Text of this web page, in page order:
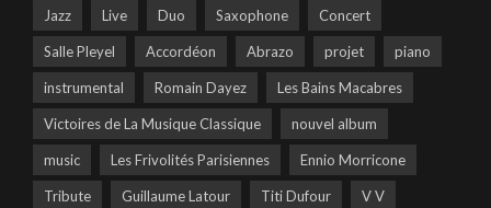
Jazz Live Duo Saxophone Concert
Salle Pleyel Accordéon Abrazo projet piano
instrumental Romain Dayez Les Bains Macabres
Victoires de La Musique Classique nouvel album
music Les Frivolités Parisiennes Ennio Morricone
Tribute Guillaume Latour Titi Dufour V V